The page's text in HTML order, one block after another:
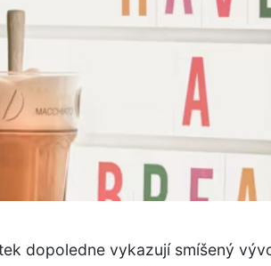
dopoledne vykazují smíšený